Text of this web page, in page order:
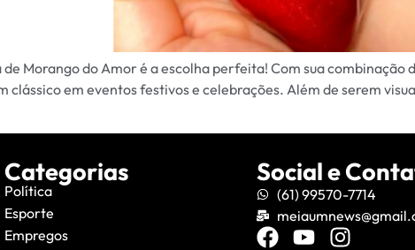
Morango do Amor é a escolha perfeita! Com sua combinação
em eventos festivos e celebrações. Além de serem
Categorias
Política
Esporte
Empregos
Social e
(61) 99570-7714